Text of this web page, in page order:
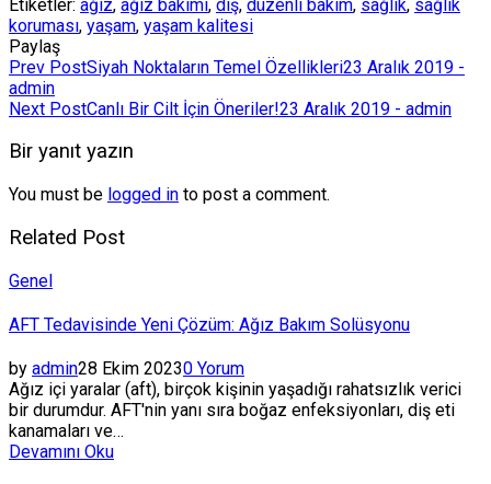
Etiketler: ağız, ağız bakımı, diş, düzenli bakım, sağlık, sağlık
koruması, yaşam, yaşam kalitesi
Paylaş
Yazı
gezinmesi
Prev PostSiyah Noktaların Temel Özellikleri23 Aralık 2019 -
admin
Next PostCanlı Bir Cilt İçin Öneriler!23 Aralık 2019 - admin
Bir yanıt yazın
You must be logged in to post a comment.
Related Post
Posted
Genel
AFT Tedavisinde Yeni Çözüm: Ağız Bakım Solüsyonu
by admin28 Ekim 20230 Yorum
Ağız içi yaralar (aft), birçok kişinin yaşadığı rahatsızlık verici
bir durumdur. AFT'nin yanı sıra boğaz enfeksiyonları, diş eti
kanamaları ve…
Devamını Oku